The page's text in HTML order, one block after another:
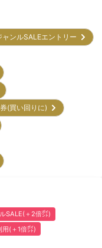
ャンルSALEエントリー
(買い回りに)
SALE(＋2倍㌽)
用(＋1倍㌽)